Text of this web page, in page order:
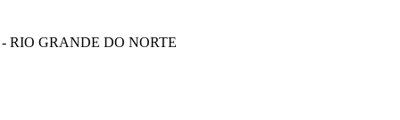
RIO GRANDE DO NORTE